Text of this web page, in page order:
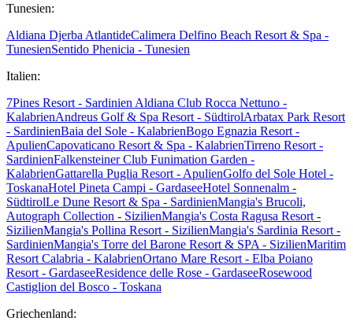
Tunesien:
Aldiana Djerba AtlantideCalimera Delfino Beach Resort & Spa -
TunesienSentido Phenicia - Tunesien
Italien:
7Pines Resort - Sardinien Aldiana Club Rocca Nettuno -
KalabrienAndreus Golf & Spa Resort - SüdtirolArbatax Park Resort
- SardinienBaia del Sole - KalabrienBogo Egnazia Resort -
ApulienCapovaticano Resort & Spa - KalabrienTirreno Resort -
SardinienFalkensteiner Club Funimation Garden -
KalabrienGattarella Puglia Resort - ApulienGolfo del Sole Hotel -
ToskanaHotel Pineta Campi - GardaseeHotel Sonnenalm -
SüdtirolLe Dune Resort & Spa - SardinienMangia's Brucoli,
Autograph Collection - SizilienMangia's Costa Ragusa Resort -
SizilienMangia's Pollina Resort - SizilienMangia's Sardinia Resort -
SardinienMangia's Torre del Barone Resort & SPA - SizilienMaritim
Resort Calabria - KalabrienOrtano Mare Resort - Elba Poiano
Resort - GardaseeResidence delle Rose - GardaseeRosewood
Castiglion del Bosco - Toskana
Griechenland: